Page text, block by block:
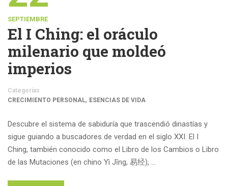
SEPTIEMBRE
El I Ching: el oráculo
milenario que moldeó
imperios
Categorías
CRECIMIENTO PERSONAL, ESENCIAS DE VIDA
Descubre el sistema de sabiduría que trascendió dinastías y
sigue guiando a buscadores de verdad en el siglo XXI. El I
Ching, también conocido como el Libro de los Cambios o Libro
de las Mutaciones (en chino Yì Jīng, 易经), …